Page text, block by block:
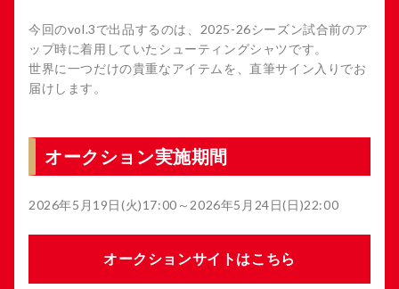
今回のvol.3で出品するのは、2025-26シーズン試合前のア
ップ時に着用していたシューティングシャツです。
世界に一つだけの貴重なアイテムを、直筆サイン入りでお
届けします。
オークション実施期間
2026年5月19日(火)17:00～2026年5月24日(日)22:00
オークションサイトはこちら